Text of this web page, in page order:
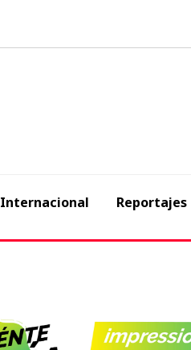
Internacional Reportajes